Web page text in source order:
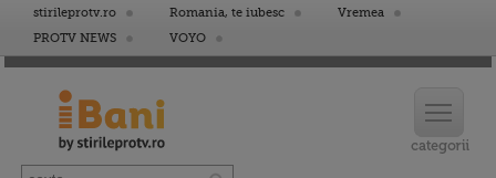
stirileprotv.ro Romania, te iubesc
Vremea
PROTV NEWS
VOYO